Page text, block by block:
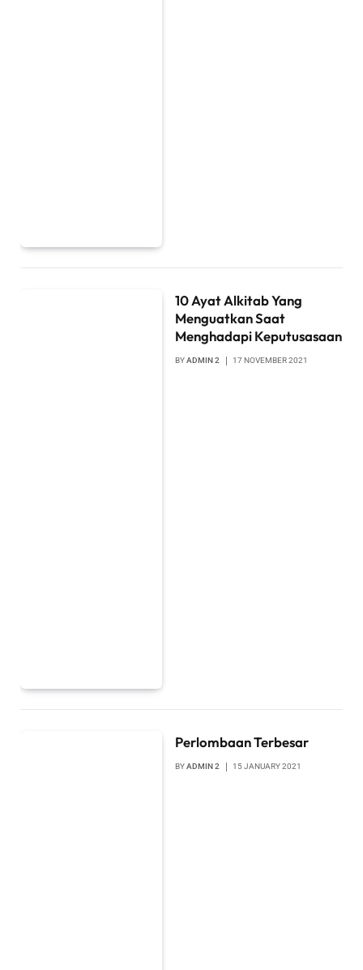
10 Ayat Alkitab Yang
Menguatkan Saat
Menghadapi Keputusasaan
BYADMIN 2 17 NOVEMBER 2021
Perlombaan Terbesar
BYADMIN 2 15 JANUARY 2021